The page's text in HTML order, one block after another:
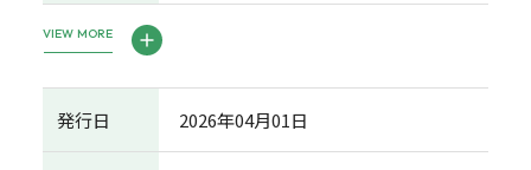
VIEW MORE
発行日 2026年04月01日